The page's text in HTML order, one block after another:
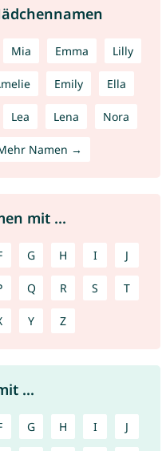
Mia Emma Lilly
Emily Ella
Lea Lena Nora
Namen →
mit ...
G H I J
Q R S T
Y Z
...
G H I J